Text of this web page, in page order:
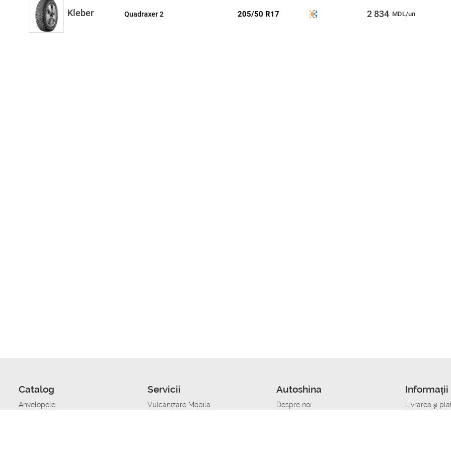
Kleber Quadraxer 2 205/50 R17 2 834 MDL/un
Catalog
Anvelopele
Servicii
Vulcanizare Mobila
Autoshina
Despre noi
Livrarea şi